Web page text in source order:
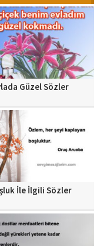
Güzel Sözler
İle İlgili Sözler